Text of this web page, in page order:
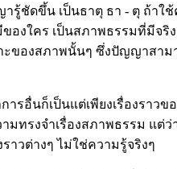
รู้ชัดขึ้น เป็นธาตุ ธา - ตุ ถ้าใ
ของใคร เป็นสภาพธรรมที่มีจริ
ของสภาพนั้นๆ ซึ่งปัญญาสามา
ารอื่นก็เป็นแต่เพียงเรื่องราวข
มทรงจำเรื่องสภาพธรรม แต่ว่
ราวต่างๆ ไม่ใช่ความรู้จริงๆ